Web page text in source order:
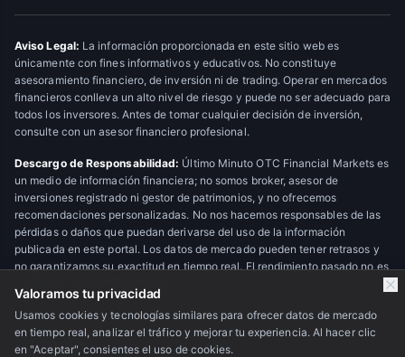
Aviso Legal: La información proporcionada en este sitio web es
únicamente con fines informativos y educativos. No constituye
asesoramiento financiero, de inversión ni de trading. Operar en mercados
financieros conlleva un alto nivel de riesgo y puede no ser adecuado para
todos los inversores. Antes de tomar cualquier decisión de inversión,
consulte con un asesor financiero profesional.
Descargo de Responsabilidad: Último Minuto OTC Financial Markets es
un medio de información financiera; no somos broker, asesor de
inversiones registrado ni gestor de patrimonios, y no ofrecemos
recomendaciones personalizadas. No nos hacemos responsables de las
pérdidas o daños que puedan derivarse del uso de la información
publicada en este portal. Los datos de mercado pueden tener retrasos y
no garantizamos su exactitud en tiempo real. El rendimiento pasado no es
© 2026 Último Minuto OTC Financial Markets. Todos los derechos
Valoramos tu privacidad
Usamos cookies y tecnologías similares para ofrecer datos de mercado
en tiempo real, analizar el tráfico y mejorar tu experiencia. Al hacer clic
en "Aceptar", consientes el uso de cookies.